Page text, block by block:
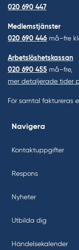
020 690 447
Medlemstjänster
020 690 446 må–fre
Arbetslöshetskassan
020 690 455 må–fre,
mer detaljerade tider
För samtal faktureras
Navigera
Kontaktuppgifter
Respons
Nyheter
Utbilda dig
Händelsekalender